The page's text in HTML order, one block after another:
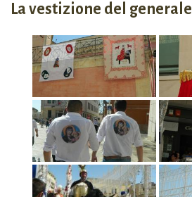
La vestizione del generale